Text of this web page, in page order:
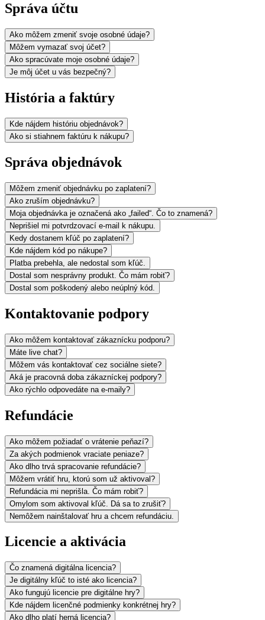
Správa účtu
Ako môžem zmeniť svoje osobné údaje?
Môžem vymazať svoj účet?
Ako spracúvate moje osobné údaje?
Je môj účet u vás bezpečný?
História a faktúry
Kde nájdem históriu objednávok?
Ako si stiahnem faktúru k nákupu?
Správa objednávok
Môžem zmeniť objednávku po zaplatení?
Ako zruším objednávku?
Moja objednávka je označená ako „failed“. Čo to znamená?
Neprišiel mi potvrdzovací e-mail k nákupu.
Kedy dostanem kľúč po zaplatení?
Kde nájdem kód po nákupe?
Platba prebehla, ale nedostal som kľúč.
Dostal som nesprávny produkt. Čo mám robiť?
Dostal som poškodený alebo neúplný kód.
Kontaktovanie podpory
Ako môžem kontaktovať zákaznícku podporu?
Máte live chat?
Môžem vás kontaktovať cez sociálne siete?
Aká je pracovná doba zákazníckej podpory?
Ako rýchlo odpovedáte na e-maily?
Refundácie
Ako môžem požiadať o vrátenie peňazí?
Za akých podmienok vraciate peniaze?
Ako dlho trvá spracovanie refundácie?
Môžem vrátiť hru, ktorú som už aktivoval?
Refundácia mi neprišla. Čo mám robiť?
Omylom som aktivoval kľúč. Dá sa to zrušiť?
Nemôžem nainštalovať hru a chcem refundáciu.
Licencie a aktivácia
Čo znamená digitálna licencia?
Je digitálny kľúč to isté ako licencia?
Ako fungujú licencie pre digitálne hry?
Kde nájdem licenčné podmienky konkrétnej hry?
Ako dlho platí herná licencia?